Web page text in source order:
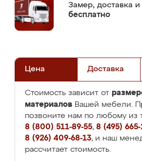
Замер, доставка
бесплатно
Цена Доставка
Стоимость зависит от
материалов Вашей мебели.
позвоните нам по любому из
8 (800) 511-89-55, 8 (495)
8 (926) 409-68-13, и наш
рассчитает стоимость.